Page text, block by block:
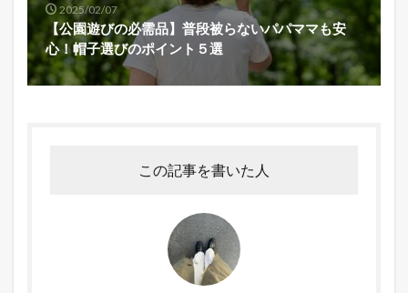
2025/02/07
【公園遊びの必需品】普段被らないパパママも安
心！帽子選びのポイント５選
この記事を書いた人